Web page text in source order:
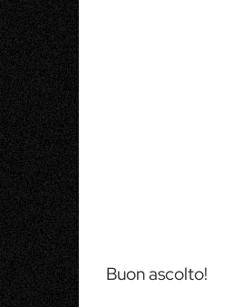
Buon ascolto!